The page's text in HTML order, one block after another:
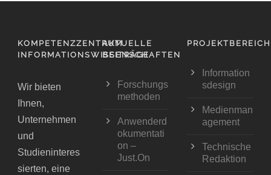
KOMPETENZZENTRUM
INFORMATIONSWISSENSCHAFTEN
Wir bieten
Ihnen,
Unternehmen
und
Studieninteres
sierten, eine
AKTUELLE
BEITRÄGE
Forschungs
methoden
Anwenderd
okumentati
on –
Just.On
Information
sdesign
Medienman
agement
Technische
Redaktion